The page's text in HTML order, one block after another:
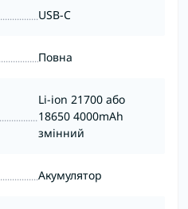
USB-C
Повна
Li-ion 21700 або
18650 4000mAh
змінний
Акумулятор